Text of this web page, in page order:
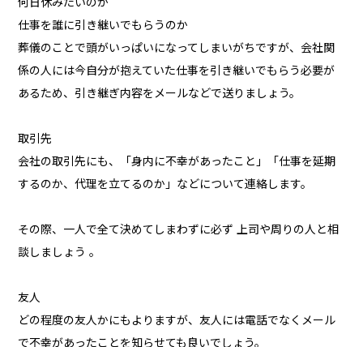
何日休みたいのか
仕事を誰に引き継いでもらうのか
葬儀のことで頭がいっぱいになってしまいがちですが、会社関
係の人には今自分が抱えていた仕事を引き継いでもらう必要が
あるため、引き継ぎ内容をメールなどで送りましょう。
取引先
会社の取引先にも、「身内に不幸があったこと」「仕事を延期
するのか、代理を立てるのか」などについて連絡します。
その際、一人で全て決めてしまわずに必ず 上司や周りの人と相
談しましょう 。
友人
どの程度の友人かにもよりますが、友人には電話でなくメール
で不幸があったことを知らせても良いでしょう。